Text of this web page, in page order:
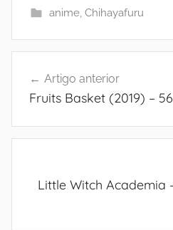
anime, Chihayafuru
de
Artigo anterior
Fruits Basket (2019) – 56
Little Witch Academia